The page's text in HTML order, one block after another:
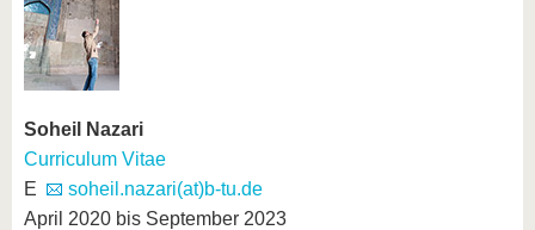
Soheil Nazari
Curriculum Vitae
E
soheil.nazari(at)b-tu.de
April 2020 bis September 2023